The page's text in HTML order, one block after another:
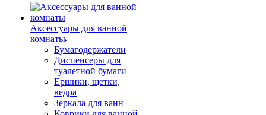
Аксессуары для ванной
комнаты
Бумагодержатели
Диспенсеры для
туалетной бумаги
Ершики, щетки,
ведра
Зеркала для ванн